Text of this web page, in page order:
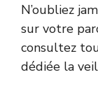
N’oubliez
sur votre
consultez
dédiée la